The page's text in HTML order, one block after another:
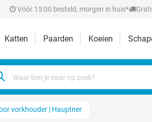
Vóór 15:00 besteld, morgen in huis*
Katten Paarden Koeien
vorkhouder | Hauptner